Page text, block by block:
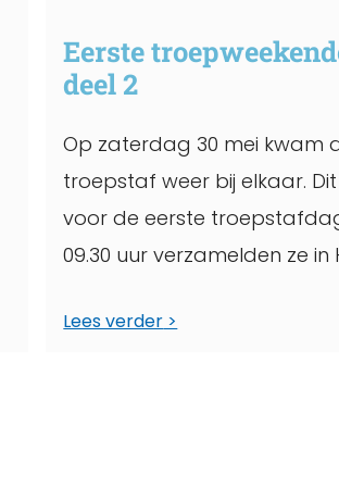
Eerste
deel 2
Op zaterdag 30 mei kwam
troepstaf weer bij elkaar.
voor de eerste
09.30 uur verzamelden ze in
Lees verder